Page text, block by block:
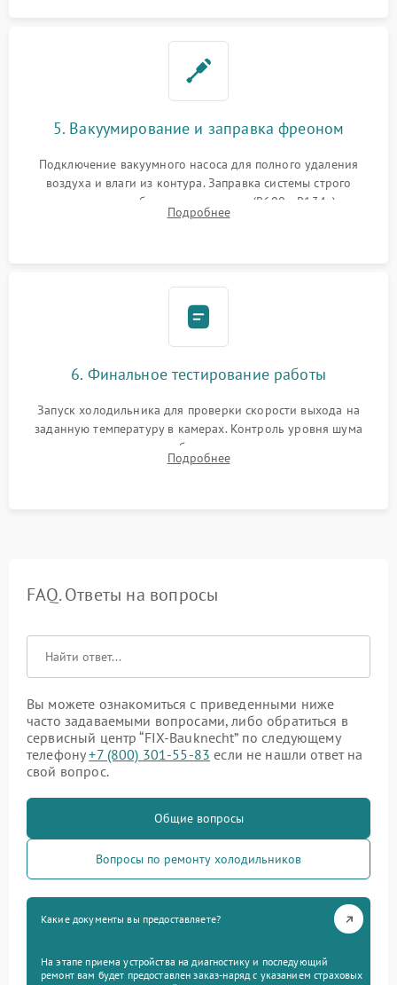
5. Вакуумирование и заправка фреоном
Подключение вакуумного насоса для полного удаления
воздуха и влаги из контура. Заправка системы строго
дозированным объемом хладагента (R600a, R134a) по
электронным весам. Контроль рабочего давления в системе.
Подробнее
6. Финальное тестирование работы
Запуск холодильника для проверки скорости выхода на
заданную температуру в камерах. Контроль уровня шума
компрессора, отсутствия обмерзания стенок и корректного
срабатывания системы автоматической оттайки.
Подробнее
FAQ. Ответы на вопросы
Вы можете ознакомиться с приведенными ниже
часто задаваемыми вопросами, либо обратиться в
сервисный центр “FIX-Bauknecht” по следующему
телефону+7 (800) 301-55-83 если не нашли ответ на
свой вопрос.
Общие вопросы
Вопросы по ремонту холодильников
Какие документы вы предоставляете?
На этапе приема устройства на диагностику и последующий
ремонт вам будет предоставлен заказ-наряд с указанием страховых